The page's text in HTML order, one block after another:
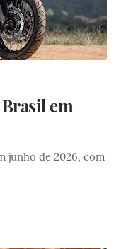
em
junho de 2026, com